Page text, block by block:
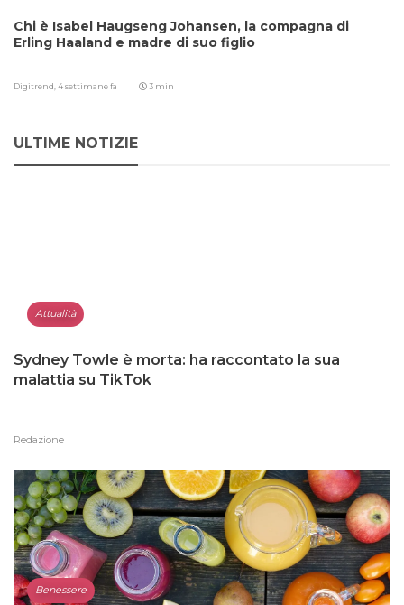
Chi è Isabel Haugseng Johansen, la compagna di
Erling Haaland e madre di suo figlio
Digitrend, 4 settimane fa 3 min
ULTIME NOTIZIE
Attualità
Sydney Towle è morta: ha raccontato la sua
malattia su TikTok
Redazione
Benessere